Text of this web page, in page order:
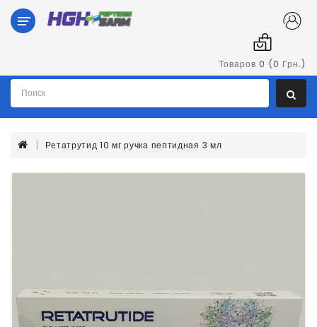
Категории
Пептиды
Товаров 0 (0 Грн.)
Ретатрутид 10 мг ручка пептидная 3 мл